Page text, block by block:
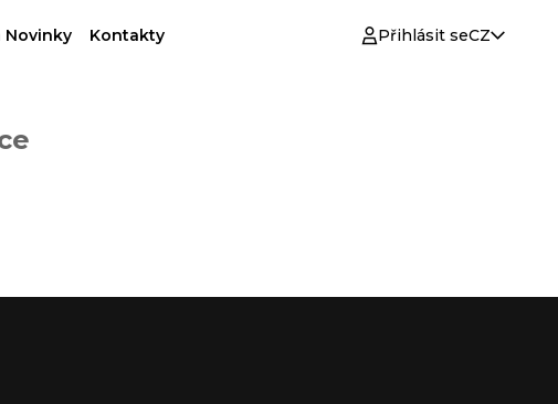
Novinky Kontakty Přihlásit seCZ